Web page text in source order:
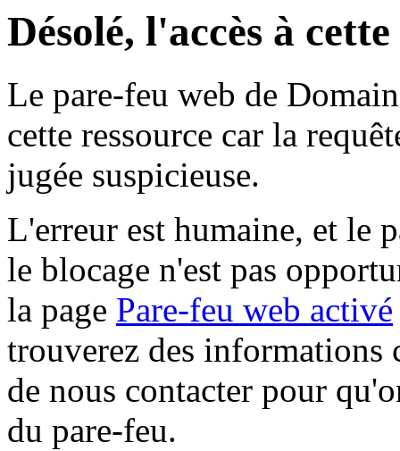
Désolé, l'accès à
Le pare-feu web de
cette ressource car la
jugée suspicieuse.
L'erreur est humaine, et le
le blocage n'est pas
la page Pare-feu web activé
trouverez des informations
de nous contacter pour
du pare-feu.